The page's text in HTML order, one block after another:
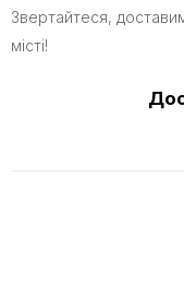
Звертайтеся,
місті!